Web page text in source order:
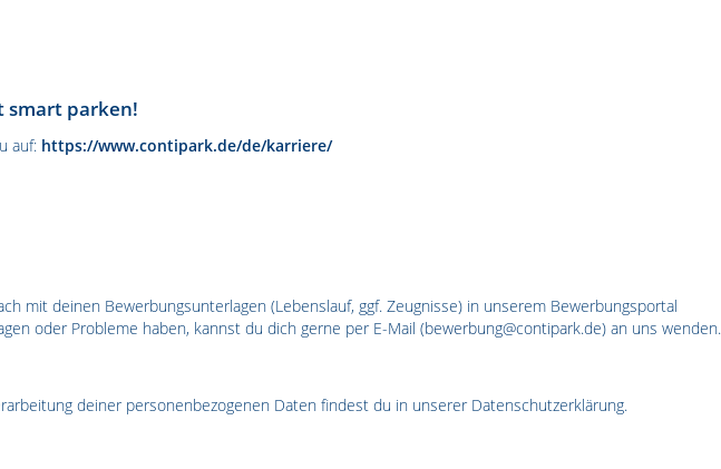
smart parken!
auf: https://www.contipark.de/de/karriere/
mit deinen Bewerbungsunterlagen (Lebenslauf, ggf. Zeugnisse) in unserem Bewerbungsportal
oder Probleme haben, kannst du dich gerne per E-Mail (bewerbung@contipark.de) an uns wenden.
deiner personenbezogenen Daten findest du in unserer Datenschutzerklärung.